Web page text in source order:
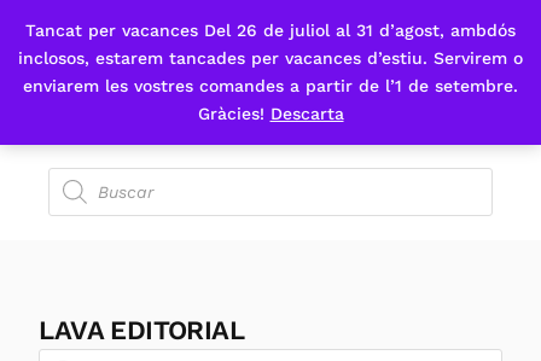
Tancat per vacances Del 26 de juliol al 31 d’agost, ambdós
inclosos, estarem tancades per vacances d’estiu. Servirem o
enviarem les vostres comandes a partir de l’1 de setembre.
Gràcies! Descarta
Fes-te'n sòcia
LAVA EDITORIAL